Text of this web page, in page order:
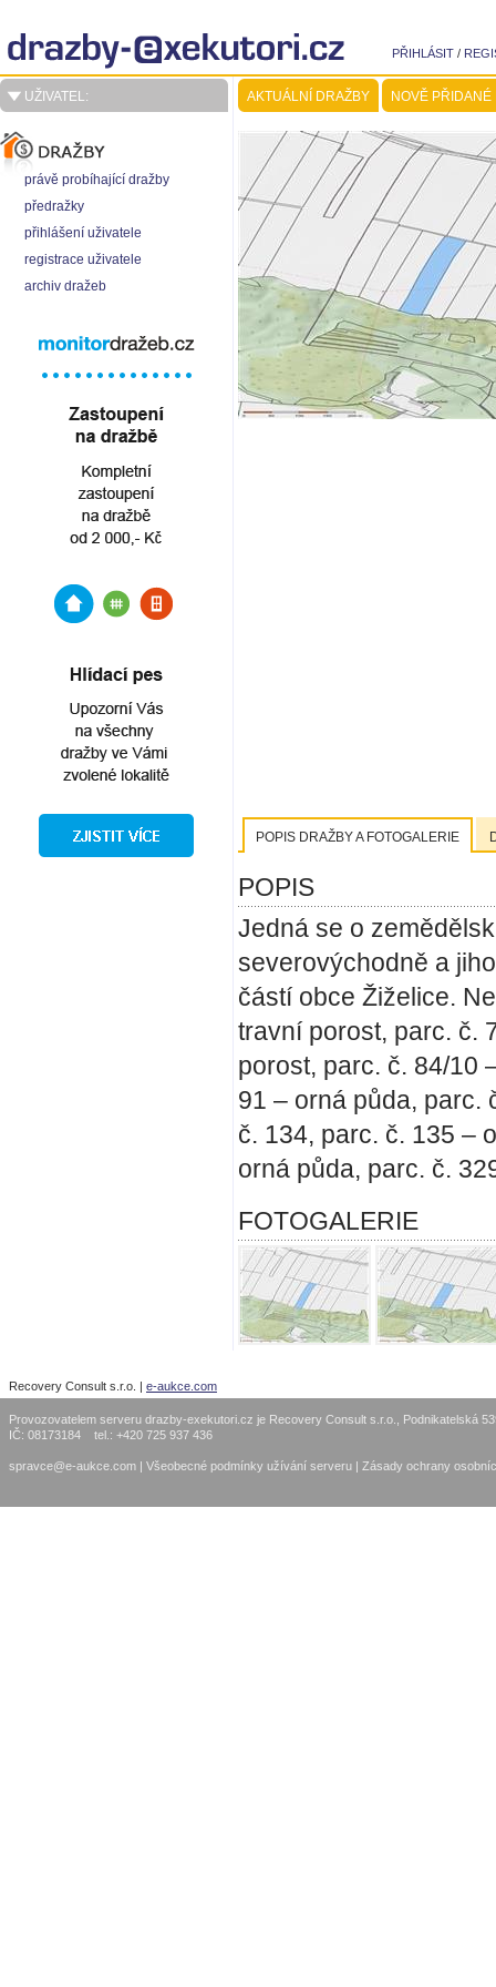
PŘIHLÁSIT /
UŽIVATEL:
právě probíhající dražby
předražky
přihlášení uživatele
registrace uživatele
archiv dražeb
AKTUÁLNÍ DRAŽBY NOVĚ PŘIDANÉ
POPIS DRAŽBY A FOTOGALERIE
POPIS
Jedná se o
severovýchodně a
částí obce Žiželice.
travní porost, parc. č.
porost, parc. č. 84/10
91 – orná půda, parc.
č. 134, parc. č. 135 –
orná půda, parc. č.
FOTOGALERIE
Recovery Consult s.r.o. | e-aukce.com
Provozovatelem serveru drazby-exekutori.cz je Recovery Consult s.r.o., Podnikatelská
IČ: 08173184 tel.: +420 725 937 436
spravce@e-aukce.com Všeobecné podmínky užívání serveru Zásady ochrany